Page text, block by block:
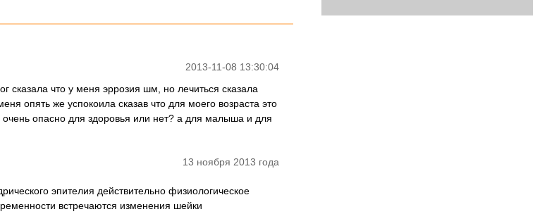
2013-11-08 13:30:04
сказала что у меня эррозия шм, но лечиться сказала
опять же успокоила сказав что для моего возраста это
опасно для здоровья или нет? а для малыша и для
13 ноября 2013 года
эпителия действительно физиологическое
встречаются изменения шейки